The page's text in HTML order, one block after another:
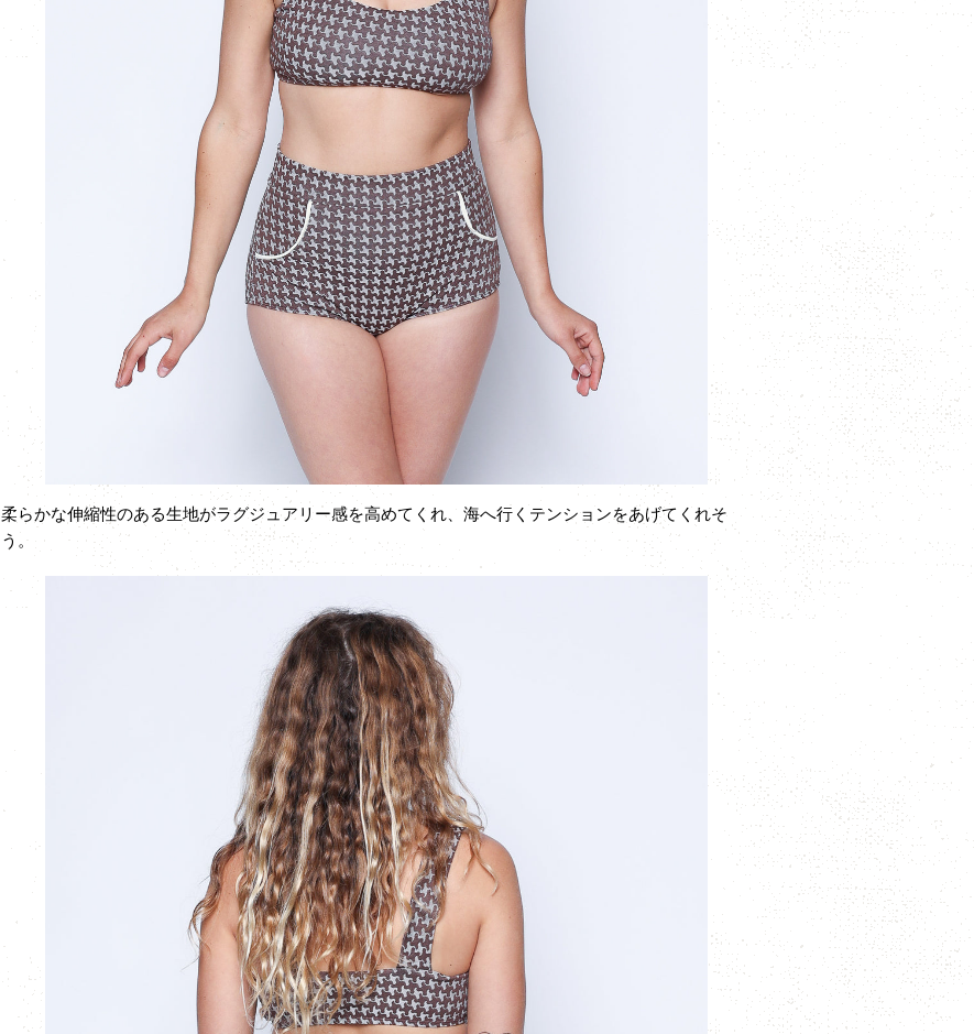
柔らかな伸縮性のある生地がラグジュアリー感を高めてくれ、海へ行くテンションをあげてくれそ
う。